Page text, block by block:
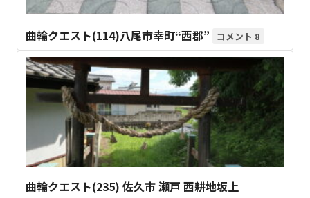
曲輪クエスト(114)八尾市幸町“西郡” 8
曲輪クエスト(235) 佐久市 瀬戸 西耕地坂上